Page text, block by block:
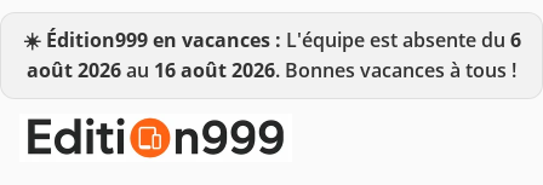
☀️ Édition999 en vacances : L'équipe est absente du 6
août 2026au 16 août 2026. Bonnes vacances à tous !